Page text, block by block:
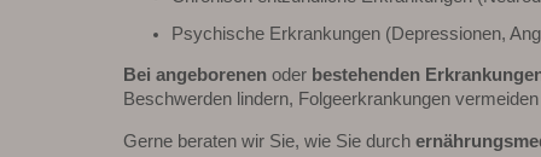
Psychische Erkrankungen (Depressionen,
Bei angeborenen oder bestehenden
Beschwerden lindern, Folgeerkrankungen vermeiden
Gerne beraten wir Sie, wie Sie durch